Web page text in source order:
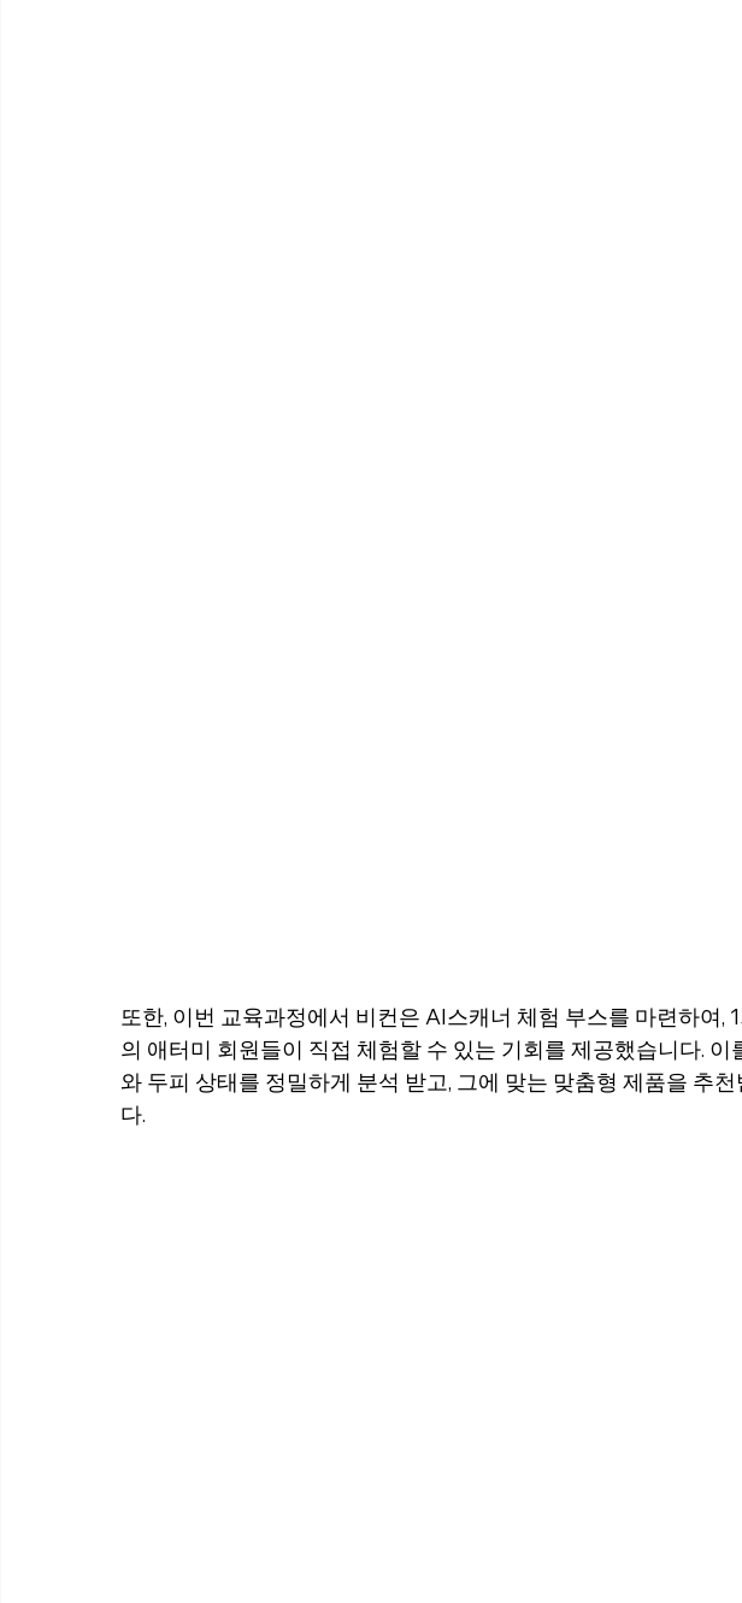
또한, 이번 교육과정에서 비컨은 AI스캐너 체험 부스를 마련하여,
의 애터미 회원들이 직접 체험할 수 있는 기회를 제공했습니다. 이
와 두피 상태를 정밀하게 분석 받고, 그에 맞는 맞춤형 제품을 추
다.